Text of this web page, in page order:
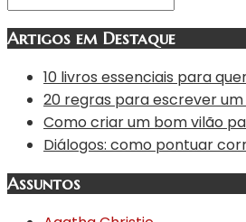
Artigos em Destaque
10 livros essenciais para
20 regras para escrever
Como criar um bom vilão
Diálogos: como pontuar
Assuntos